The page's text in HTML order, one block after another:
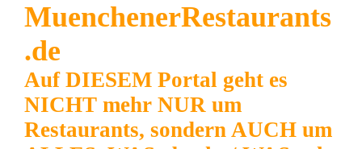
MuenchenerRestaurants
.de
Auf DIESEM Portal geht es
NICHT mehr NUR um
Restaurants, sondern AUCH um